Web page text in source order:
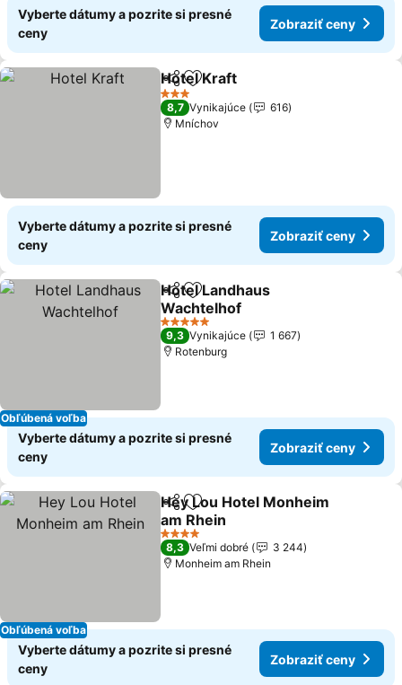
Vyberte dátumy a pozrite si presné
ceny
Zobraziť ceny
ZdieľaťPridať do obľúbených
Hotel Kraft
3 Počet hviezdičiek
8,7 Vynikajúce
616
Mníchov
Vyberte dátumy a pozrite si presné
ceny
Zobraziť ceny
Obľúbená voľba
ZdieľaťPridať do obľúbených
Hotel Landhaus
Wachtelhof
Zobraziť ceny
5 Počet hviezdičiek
9,3 Vynikajúce
1 667
Rotenburg
Vyberte dátumy a pozrite si presné
ceny
Zobraziť ceny
Obľúbená voľba
ZdieľaťPridať do obľúbených
Hey Lou Hotel Monheim
am Rhein
Zobraziť ceny
4 Počet hviezdičiek
8,3 Veľmi dobré
3 244
Monheim am Rhein
Vyberte dátumy a pozrite si presné
ceny
Zobraziť ceny